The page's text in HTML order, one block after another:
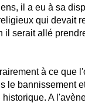
il a eu à sa
qui devait
il serait allé
à ce que
le bannissement
A